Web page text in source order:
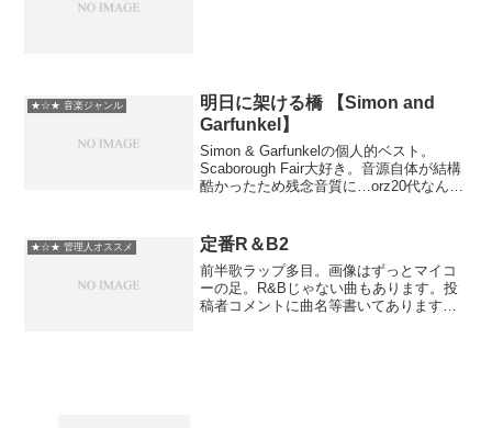
★☆★ 音楽ジャンル
明日に架ける橋 【Simon and
Garfunkel】
Simon & Garfunkelの個人的ベスト。
Scaborough Fair大好き。音源自体が結構
酷かったため残念音質に…orz20代なんで
ル...
★☆★ 管理人オススメ 定番R＆B2
前半歌ラップ多目。画像はずっとマイコ
ーの足。R&Bじゃない曲もあります。投
稿者コメントに曲名等書いてあります。